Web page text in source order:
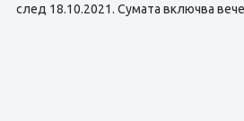
след 18.10.2021. Сумата включва